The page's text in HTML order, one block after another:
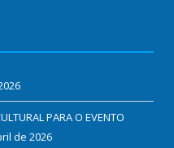
PARA O EVENTO
de 2026